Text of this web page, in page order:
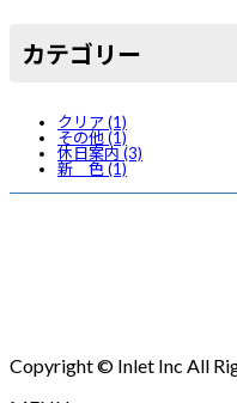
カテゴリー
クリア (1)
その他 (1)
休日案内 (3)
新 色 (1)
Copyright © Inlet Inc All